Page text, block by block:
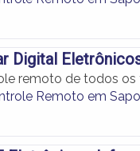
Digital
remoto de todos
Remoto em